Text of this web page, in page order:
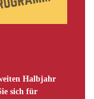
Halbjahr
sich für